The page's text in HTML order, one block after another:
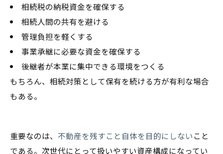
相続税の納税資金を確保する
相続人間の共有を避ける
管理負担を軽くする
事業承継に必要な資金を確保する
後継者が本業に集中できる環境をつくる
もちろん、相続対策として保有を続ける方が有利な場合
もある。
重要なのは、 不動産を残すこと自体を目的にしないこと
である。次世代にとって扱いやすい資産構成になってい